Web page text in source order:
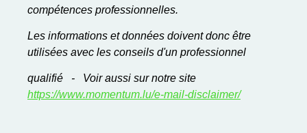
compétences professionnelles.
Les informations et données doivent donc être
utilisées avec les conseils d'un professionnel
qualifié - Voir aussi sur notre site
https://www.momentum.lu/e-mail-disclaimer/